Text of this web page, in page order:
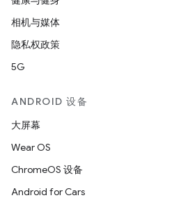
相机与媒体
隐私权政策
5G
ANDROID 设备
大屏幕
Wear OS
ChromeOS 设备
Android for Cars